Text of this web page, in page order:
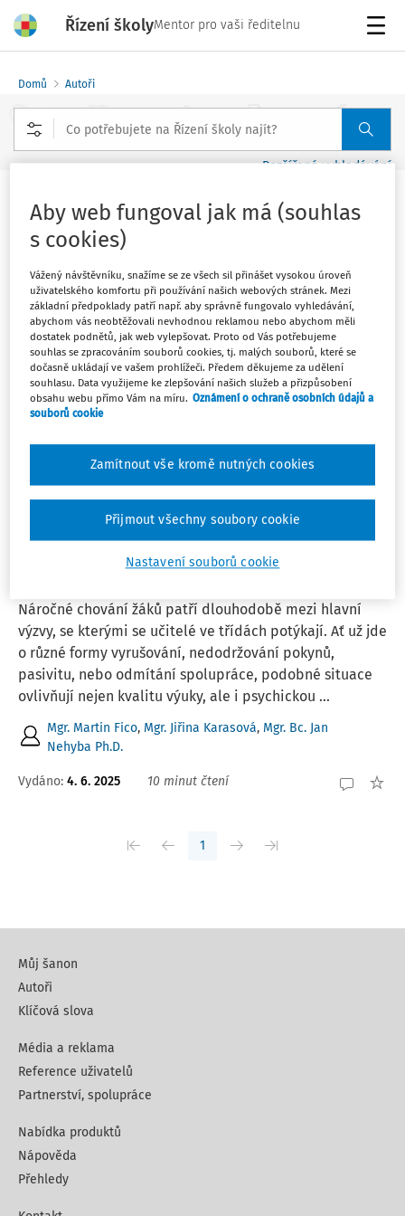
Řízení školyMentor pro vaši ředitelnu
Domů Autoři
Rozšířené vyhledávání
Mgr. Jiřina Karasová
Sledovat autora
výzkumná pracovnice na katedře pedagogiky
Pedagogické fakulty Masarykovy univerzity
Filtr
Řadit podle:
Nejstarší
Náročné chování žáků patří dlouhodobě mezi hlavní
výzvy, se kterými se učitelé ve třídách potýkají. Ať už jde
o různé formy vyrušování, nedodržování pokynů,
pasivitu, nebo odmítání spolupráce, podobné situace
ovlivňují nejen kvalitu výuky, ale i psychickou ...
Mgr. Martin Fico, Mgr. Jiřina Karasová, Mgr. Bc. Jan
Nehyba Ph.D.
Vydáno: 4. 6. 2025 10 minut čtení
1
Můj šanon
Autoři
Klíčová slova
Média a reklama
Reference uživatelů
Partnerství, spolupráce
Nabídka produktů
Nápověda
Přehledy
Aby web fungoval jak má (souhlas
s cookies)
Vážený návštěvníku, snažíme se ze všech sil přinášet vysokou úroveň
uživatelského komfortu při používání našich webových stránek. Mezi
základní předpoklady patří např. aby správně fungovalo vyhledávání,
abychom vás neobtěžovali nevhodnou reklamou nebo abychom měli
dostatek podnětů, jak web vylepšovat. Proto od Vás potřebujeme
souhlas se zpracováním souborů cookies, tj. malých souborů, které se
dočasně ukládají ve vašem prohlížeči. Předem děkujeme za udělení
souhlasu. Data využijeme ke zlepšování našich služeb a přizpůsobení
obsahu webu přímo Vám na míru. Oznámení o ochraně osobních údajů a
souborů cookie
Nastavení souborů cookie
Zamítnout vše kromě nutných cookies
Přijmout všechny soubory cookie